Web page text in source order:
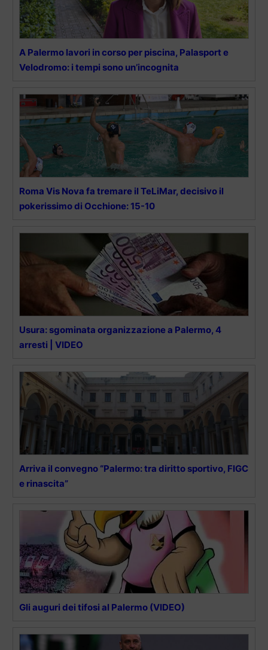
A Palermo lavori in corso per piscina, Palasport e
Velodromo: i tempi sono un’incognita
Roma Vis Nova fa tremare il TeLiMar, decisivo il
pokerissimo di Occhione: 15-10
Usura: sgominata organizzazione a Palermo, 4
arresti | VIDEO
Arriva il convegno “Palermo: tra diritto sportivo, FIGC
e rinascita”
Gli auguri dei tifosi al Palermo (VIDEO)